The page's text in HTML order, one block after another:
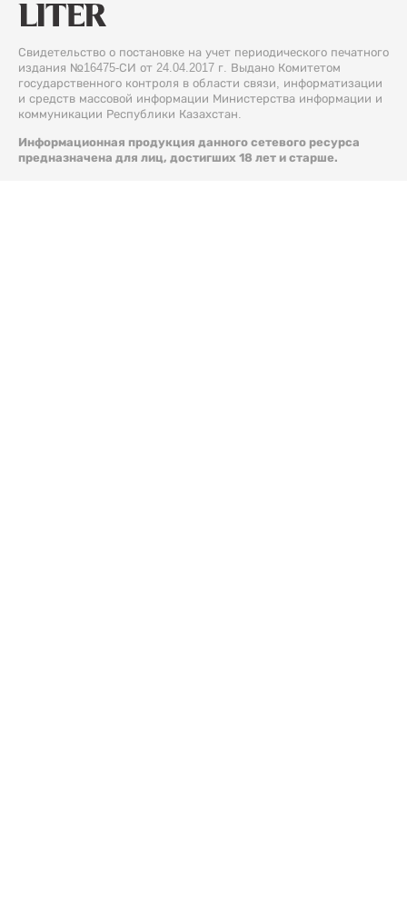
Свидетельство о постановке на учет периодического печатного
издания №16475-СИ от 24.04.2017 г. Выдано Комитетом
государственного контроля в области связи, информатизации
и средств массовой информации Министерства информации и
коммуникации Республики Казахстан.
Информационная продукция данного сетевого ресурса
предназначена для лиц, достигших 18 лет и старше.